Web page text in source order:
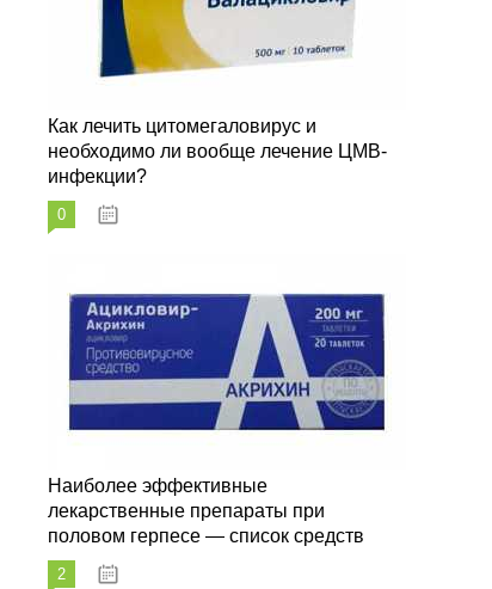
Как лечить цитомегаловирус и
необходимо ли вообще лечение ЦМВ-
инфекции?
0
Наиболее эффективные
лекарственные препараты при
половом герпесе — список средств
2